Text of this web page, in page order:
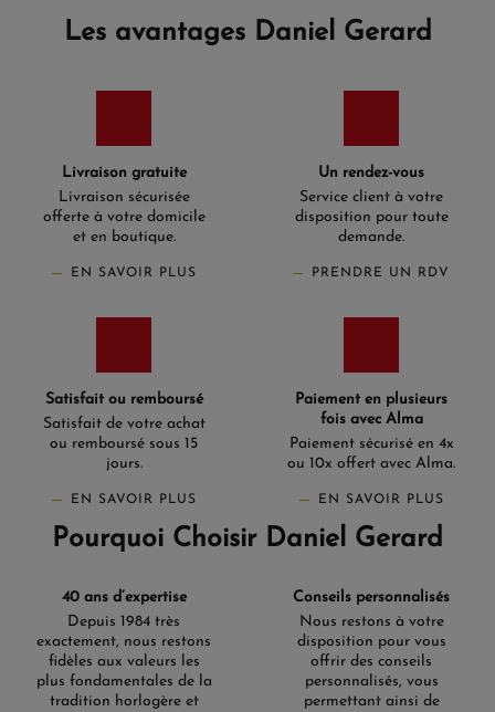
Les avantages Daniel Gerard
Livraison gratuite
Livraison sécurisée
offerte à votre domicile
et en boutique.
EN SAVOIR PLUS
Un rendez-vous
Service client à votre
disposition pour toute
demande.
PRENDRE UN RDV
Satisfait ou remboursé
Satisfait de votre achat
ou remboursé sous 15
jours.
EN SAVOIR PLUS
Paiement en plusieurs
fois avec Alma
Paiement sécurisé en 4x
ou 10x offert avec Alma.
EN SAVOIR PLUS
Pourquoi Choisir Daniel Gerard
40 ans d’expertise
Depuis 1984 très
exactement, nous restons
fidèles aux valeurs les
plus fondamentales de la
tradition horlogère et
Conseils personnalisés
Nous restons à votre
disposition pour vous
offrir des conseils
personnalisés, vous
permettant ainsi de